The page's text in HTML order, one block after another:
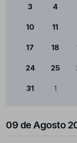
3 4
10 11
17 18
24 25
31 1
09 de Agosto